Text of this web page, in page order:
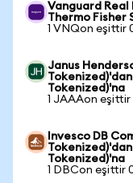
Vanguard Real
Thermo Fisher
1 VNQon eşittir
Janus
Tokenized)'na
1 JAAAon
Invesco DB
Tokenized)'na
1 DBCon eşittir